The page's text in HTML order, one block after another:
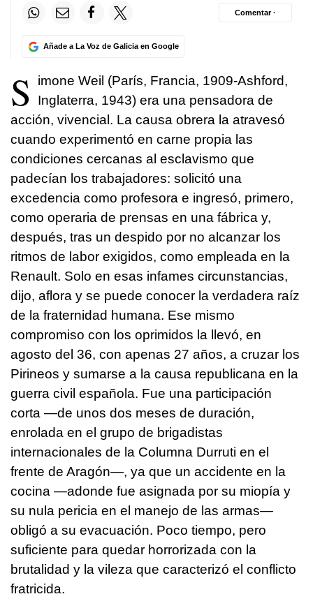
Añade a La Voz de Galicia en Google
Comentar ·
S
imone Weil (París, Francia, 1909-Ashford,
Inglaterra, 1943) era una pensadora de
acción, vivencial. La causa obrera la atravesó
cuando experimentó en carne propia las
condiciones cercanas al esclavismo que
padecían los trabajadores: solicitó una
excedencia como profesora e ingresó, primero,
como operaria de prensas en una fábrica y,
después, tras un despido por no alcanzar los
ritmos de labor exigidos, como empleada en la
Renault. Solo en esas infames circunstancias,
dijo, aflora y se puede conocer la verdadera raíz
de la fraternidad humana. Ese mismo
compromiso con los oprimidos la llevó, en
agosto del 36, con apenas 27 años, a cruzar los
Pirineos y sumarse a la causa republicana en la
guerra civil española. Fue una participación
corta —de unos dos meses de duración,
enrolada en el grupo de brigadistas
internacionales de la Columna Durruti en el
frente de Aragón—, ya que un accidente en la
cocina —adonde fue asignada por su miopía y
su nula pericia en el manejo de las armas—
obligó a su evacuación. Poco tiempo, pero
suficiente para quedar horrorizada con la
brutalidad y la vileza que caracterizó el conflicto
fratricida.